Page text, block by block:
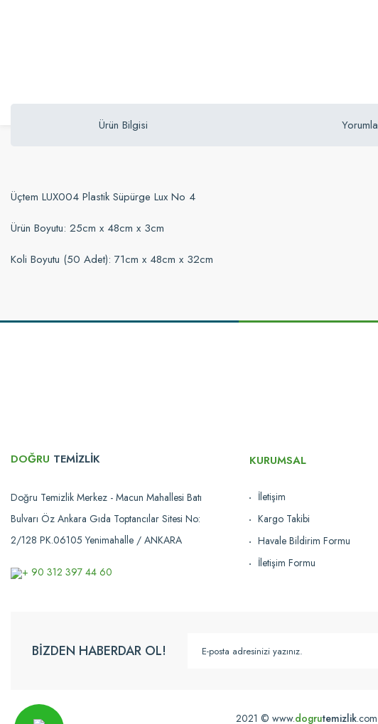
Ürün Bilgisi
Üçtem LUX004 Plastik Süpürge Lux No 4
Ürün Boyutu: 25cm x 48cm x 3cm
Koli Boyutu (50 Adet): 71cm x 48cm x 32cm
DOĞRU TEMİZLİK
Doğru Temizlik Merkez - Macun Mahallesi Batı
Bulvarı Öz Ankara Gıda Toptancılar Sitesi No:
2/128 PK.06105 Yenimahalle / ANKARA
+ 90 312 397 44 60
KURUMSAL
İletişim
Kargo Takibi
Havale Bildirim Formu
İletişim Formu
BİZDEN HABERDAR OL!
2021 © www.dogrutemizlik